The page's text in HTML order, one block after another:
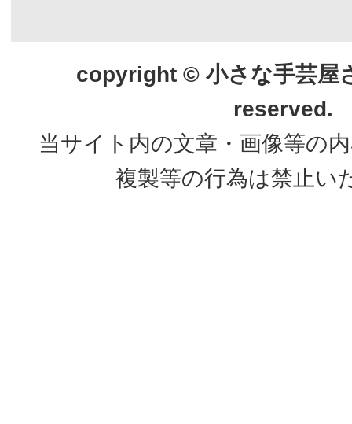
copyright © 小さな手芸屋
reserved.
当サイト内の文章・画像等の
複製等の行為は禁止い